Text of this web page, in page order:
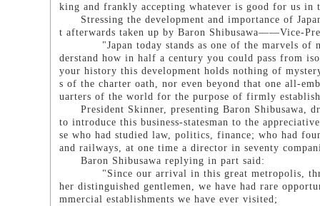
king and frankly accepting whatever is good for us in
Stressing the development and importance of
t afterwards taken up by Baron Shibusawa――Vice-
"Japan today stands as one of the marvels of
derstand how in half a century you could pass from
your history this development holds nothing of
s of the charter oath, nor even beyond that one all-
uarters of the world for the purpose of firmly
President Skinner, presenting Baron Shibusawa,
to introduce this business-statesman to the
se who had studied law, politics, finance; who had
and railways, at one time a director in seventy
Baron Shibusawa replying in part said:
"Since our arrival in this great metropolis,
her distinguished gentlemen, we have had rare
mmercial establishments we have ever visited;